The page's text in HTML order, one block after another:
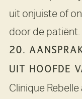
uit onjuiste of
door de patiënt.
20.
UIT HOOFDE
Clinique